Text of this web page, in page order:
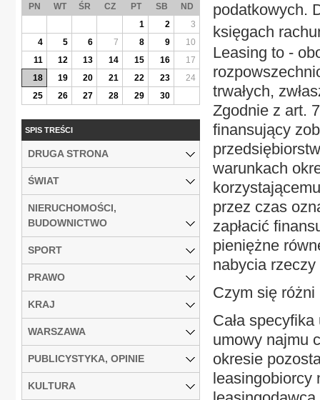
podatkowych.
księgach
Leasing to -
trwałych,
Zgodnie z art.
finansujący
warunkach
przez czas
zapłacić
pieniężne
nabycia
Czym się
Cała
umowy najmu
okresie
leasingobiorcy
PN WT ŚR CZ PT SB
ND
1
2
3
4
5 6 7 8 9
10
11
12 13 14 15 16
17
18
19 20 21 22 23
24
25
26 27 28 29 30
SPIS TREŚCI
DRUGA STRONA
ŚWIAT
NIERUCHOMOŚCI,
BUDOWNICTWO
SPORT
PRAWO
KRAJ
WARSZAWA
PUBLICYSTYKA, OPINIE
KULTURA